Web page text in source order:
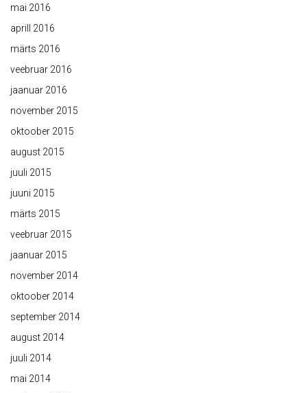
mai 2016
aprill 2016
märts 2016
veebruar 2016
jaanuar 2016
november 2015
oktoober 2015
august 2015
juuli 2015
juuni 2015
märts 2015
veebruar 2015
jaanuar 2015
november 2014
oktoober 2014
september 2014
august 2014
juuli 2014
mai 2014